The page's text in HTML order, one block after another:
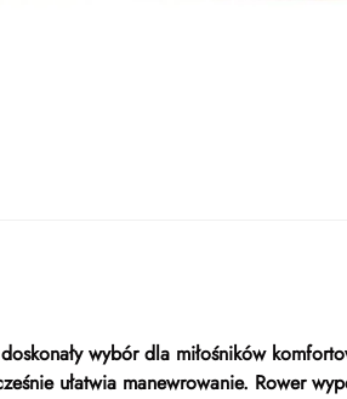
wybór dla miłośników
ułatwia manewrowanie. Rower